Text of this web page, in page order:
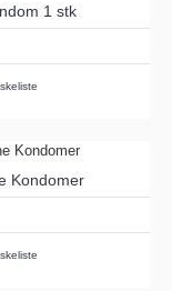
1 stk
Kondomer